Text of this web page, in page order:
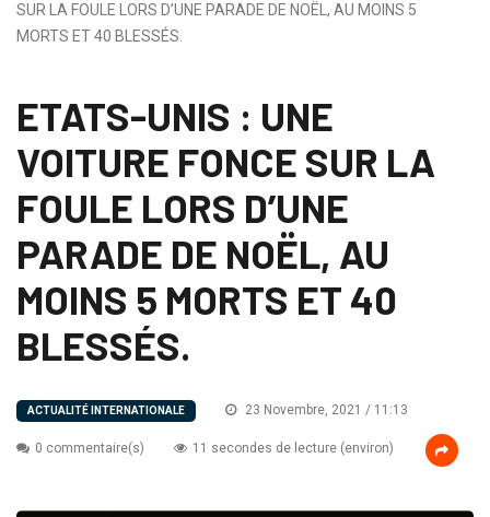
SUR LA FOULE LORS D’UNE PARADE DE NOËL, AU MOINS 5
MORTS ET 40 BLESSÉS.
ETATS-UNIS : UNE
VOITURE FONCE SUR LA
FOULE LORS D’UNE
PARADE DE NOËL, AU
MOINS 5 MORTS ET 40
BLESSÉS.
ACTUALITÉ INTERNATIONALE 23 Novembre, 2021 / 11:13
0 commentaire(s) 11 secondes de lecture (environ)